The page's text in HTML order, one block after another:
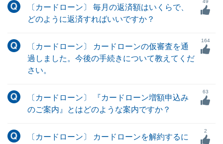
〔カードローン〕 毎月の返済額はいくらで、
どのように返済すればいいですか？
49
〔カードローン〕 カードローンの仮審査を通
過しました。今後の手続きについて教えてくだ
さい。
164
〔カードローン〕 『カードローン増額申込み
のご案内』とはどのような案内ですか？
63
〔カードローン〕 カードローンを解約するに
2